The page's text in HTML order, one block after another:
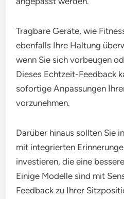
Tragbare Geräte, wie
ebenfalls Ihre Haltung
wenn Sie sich vorbeugen
Dieses Echtzeit-Feedback
sofortige Anpassungen
vorzunehmen.
Darüber hinaus sollten Sie
mit integrierten
investieren, die eine
Einige Modelle sind mit
Feedback zu Ihrer